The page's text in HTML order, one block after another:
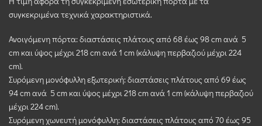
συγκεκριμένα τεχνικά χαρακτηριστικά.
Ανοιγόμενη πόρτα: διαστάσεις πλάτους από 68 έως 98 cm ανά 5
cm και ύψος μέχρι 218 cm ανά 1 cm (κάλυψη περβαζιού μέχρι 224
cm).
Συρόμενη μονόφυλλη εξωτερική: διαστάσεις πλάτους από 69 έως
94 cm ανά 5 cm και ύψος μέχρι 218 cm ανά 1 cm (κάλυψη περβαζιού
μέχρι 224 cm).
Συρόμενη χωνευτή μονόφυλλη: διαστάσεις πλάτους από 70 έως 95